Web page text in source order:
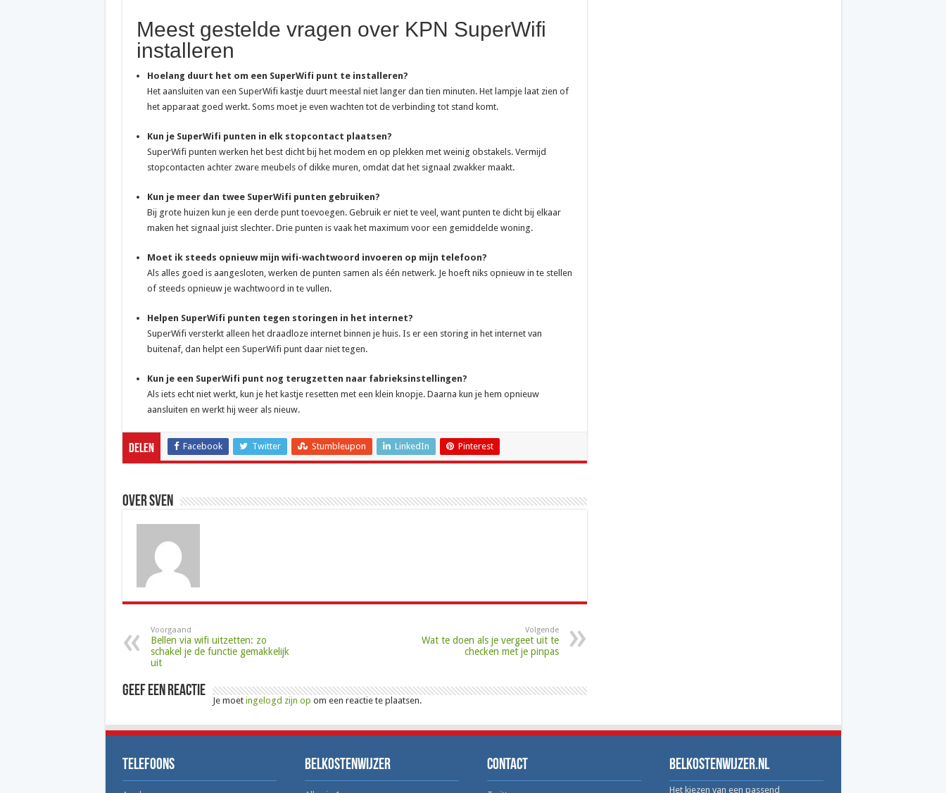
Meest gestelde vragen over KPN SuperWifi
installeren
Hoelang duurt het om een SuperWifi punt te installeren?
Het aansluiten van een SuperWifi kastje duurt meestal niet langer dan tien minuten. Het lampje laat zien of
het apparaat goed werkt. Soms moet je even wachten tot de verbinding tot stand komt.
Kun je SuperWifi punten in elk stopcontact plaatsen?
SuperWifi punten werken het best dicht bij het modem en op plekken met weinig obstakels. Vermijd
stopcontacten achter zware meubels of dikke muren, omdat dat het signaal zwakker maakt.
Kun je meer dan twee SuperWifi punten gebruiken?
Bij grote huizen kun je een derde punt toevoegen. Gebruik er niet te veel, want punten te dicht bij elkaar
maken het signaal juist slechter. Drie punten is vaak het maximum voor een gemiddelde woning.
Moet ik steeds opnieuw mijn wifi-wachtwoord invoeren op mijn telefoon?
Als alles goed is aangesloten, werken de punten samen als één netwerk. Je hoeft niks opnieuw in te stellen
of steeds opnieuw je wachtwoord in te vullen.
Helpen SuperWifi punten tegen storingen in het internet?
SuperWifi versterkt alleen het draadloze internet binnen je huis. Is er een storing in het internet van
buitenaf, dan helpt een SuperWifi punt daar niet tegen.
Kun je een SuperWifi punt nog terugzetten naar fabrieksinstellingen?
Als iets echt niet werkt, kun je het kastje resetten met een klein knopje. Daarna kun je hem opnieuw
aansluiten en werkt hij weer als nieuw.
Delen Facebook Twitter Stumbleupon LinkedIn Pinterest
Over Sven
Voorgaand
Bellen via wifi uitzetten: zo
schakel je de functie gemakkelijk
uit
Volgende
Wat te doen als je vergeet uit te
checken met je pinpas
Geef een reactie
Je moet ingelogd zijn op om een reactie te plaatsen.
Telefoons Belkostenwijzer Contact Belkostenwijzer.nl
Het kiezen van een passend